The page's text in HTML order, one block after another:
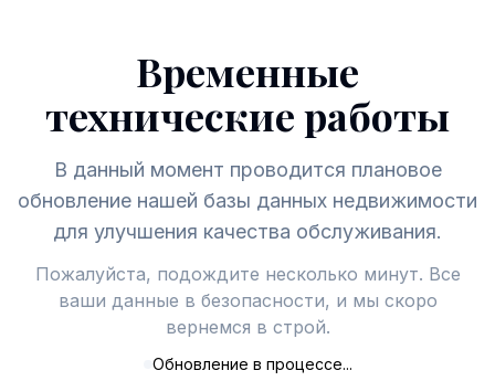
Временные
технические работы
В данный момент проводится плановое
обновление нашей базы данных недвижимости
для улучшения качества обслуживания.
Пожалуйста, подождите несколько минут. Все
ваши данные в безопасности, и мы скоро
вернемся в строй.
Обновление в процессе...